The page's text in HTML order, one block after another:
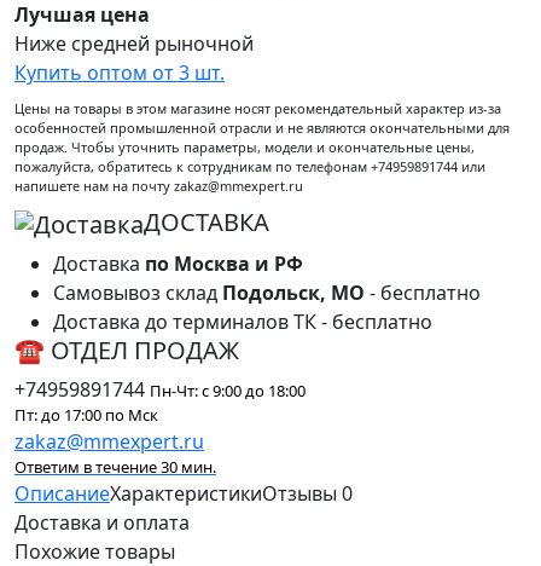
Лучшая цена
Ниже средней рыночной
Купить оптом от 3 шт.
Цены на товары в этом магазине носят рекомендательный характер из-за
особенностей промышленной отрасли и не являются окончательными для
продаж. Чтобы уточнить параметры, модели и окончательные цены,
пожалуйста, обратитесь к сотрудникам по телефонам +74959891744 или
напишете нам на почту zakaz@mmexpert.ru
ДОСТАВКА
Доставка по Москва и РФ
Самовывоз склад Подольск, МО - бесплатно
Доставка до терминалов ТК - бесплатно
☎ ОТДЕЛ ПРОДАЖ
+74959891744 Пн-Чт: с 9:00 до 18:00
Пт: до 17:00 по Мск
zakaz@mmexpert.ru
Ответим в течение 30 мин.
ОписаниеХарактеристикиОтзывы 0
Доставка и оплата
Похожиетовары